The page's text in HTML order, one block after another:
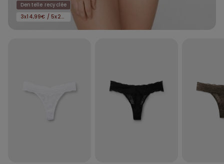
Dentelle recyclée
3x14,99€ / 5x22,99€